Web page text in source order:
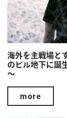
海外を主戦場と
のビル地下に誕
～
more